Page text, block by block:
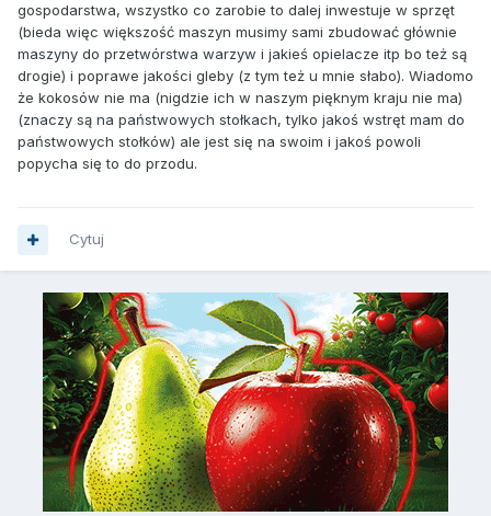
gospodarstwa, wszystko co zarobie to dalej inwestuje w sprzęt
(bieda więc większość maszyn musimy sami zbudować głównie
maszyny do przetwórstwa warzyw i jakieś opielacze itp bo też są
drogie) i poprawe jakości gleby (z tym też u mnie słabo). Wiadomo
że kokosów nie ma (nigdzie ich w naszym pięknym kraju nie ma)
(znaczy są na państwowych stołkach, tylko jakoś wstręt mam do
państwowych stołków) ale jest się na swoim i jakoś powoli
popycha się to do przodu.
Cytuj